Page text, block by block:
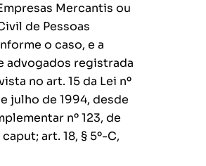
Mercantis ou
de Pessoas
o caso, e a
advogados registrada
no art. 15 da Lei nº
julho de 1994, desde
nº 123, de
art. 18, § 5º-C,